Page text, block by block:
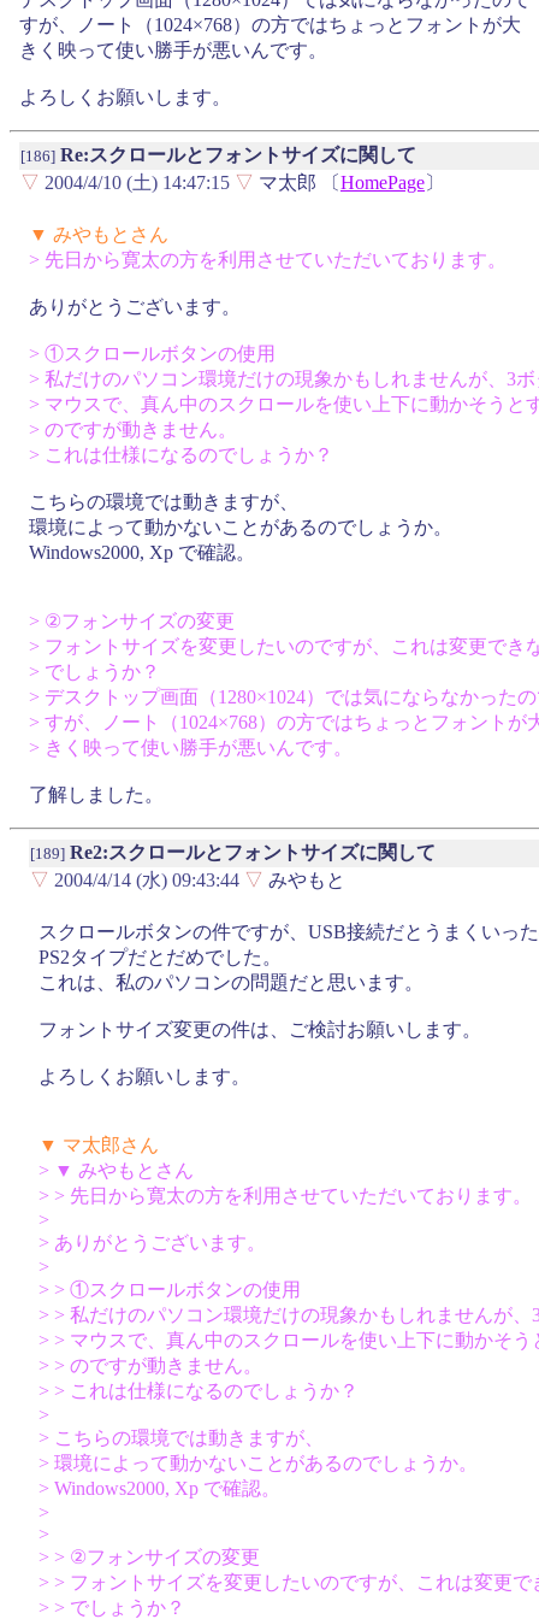
すが、ノート（1024×768）の方ではちょっとフォントが大
きく映って使い勝手が悪いんです。
よろしくお願いします。
[186] Re:スクロールとフォントサイズに関して
▽ 2004/4/10 (土) 14:47:15 ▽ マ太郎 〔HomePage〕
▼ みやもとさん
> 先日から寛太の方を利用させていただいております。
ありがとうございます。
> ①スクロールボタンの使用
> 私だけのパソコン環境だけの現象かもしれませんが、3ボ
> マウスで、真ん中のスクロールを使い上下に動かそうと
> のですが動きません。
> これは仕様になるのでしょうか？
こちらの環境では動きますが、
環境によって動かないことがあるのでしょうか。
Windows2000, Xp で確認。
> ②フォンサイズの変更
> フォントサイズを変更したいのですが、これは変更でき
> でしょうか？
> デスクトップ画面（1280×1024）では気にならなかった
> すが、ノート（1024×768）の方ではちょっとフォントが
> きく映って使い勝手が悪いんです。
了解しました。
[189] Re2:スクロールとフォントサイズに関して
▽ 2004/4/14 (水) 09:43:44 ▽ みやもと
スクロールボタンの件ですが、USB接続だとうまくいっ
PS2タイプだとだめでした。
これは、私のパソコンの問題だと思います。
フォントサイズ変更の件は、ご検討お願いします。
よろしくお願いします。
▼ マ太郎さん
> ▼ みやもとさん
> > 先日から寛太の方を利用させていただいております。
>
> ありがとうございます。
>
> > ①スクロールボタンの使用
> > 私だけのパソコン環境だけの現象かもしれませんが、
> > マウスで、真ん中のスクロールを使い上下に動かそう
> > のですが動きません。
> > これは仕様になるのでしょうか？
>
> こちらの環境では動きますが、
> 環境によって動かないことがあるのでしょうか。
> Windows2000, Xp で確認。
>
>
> > ②フォンサイズの変更
> > フォントサイズを変更したいのですが、これは変更で
> > でしょうか？